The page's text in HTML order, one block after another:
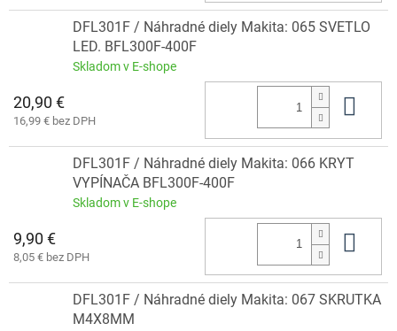
DFL301F / Náhradné diely Makita: 065 SVETLO
LED. BFL300F-400F
Skladom v E-shope
20,90 €
16,99 € bez DPH
DFL301F / Náhradné diely Makita: 066 KRYT
VYPÍNAČA BFL300F-400F
Skladom v E-shope
9,90 €
8,05 € bez DPH
DFL301F / Náhradné diely Makita: 067 SKRUTKA
M4X8MM